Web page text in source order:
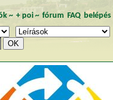
~ + poi~ fórum FAQ belépés